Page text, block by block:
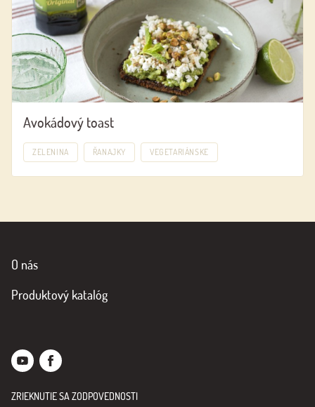
Avokádový toast
ZELENINA ŘANAJKY VEGETARIÁNSKE
O nás
Produktový katalóg
ZRIEKNUTIE SA ZODPOVEDNOSTI